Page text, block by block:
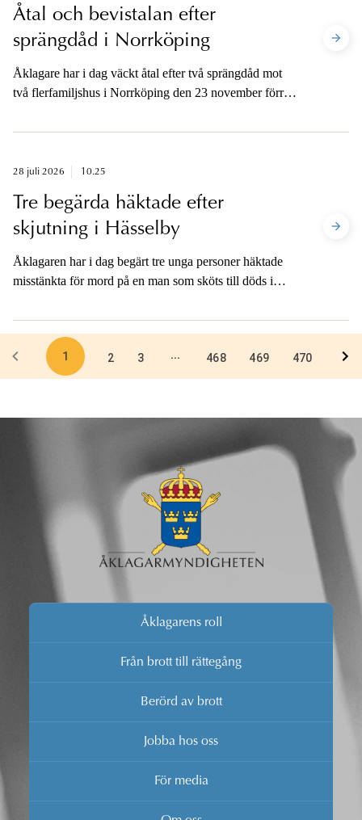
Åtal och bevistalan efter
sprängdåd i Norrköping
Åklagare har i dag väckt åtal efter två sprängdåd mot
två flerfamiljshus i Norrköping den 23 november förra
polisen samma dag ytterligare en sprängning i
person kom till skada vid händelserna. Åtal och
transportörer som tillhandahållit de termosbomber som
använts och varit avsedda att användas.
28 juli 2026 10.25
Tre begärda häktade efter
skjutning i Hässelby
Åklagaren har i dag begärt tre unga personer häktade
misstänkta för mord på en man som sköts till döds i
är tillgänglig för media efter att alla tre
häktningsförhandlingar är avslutade.
1 2 3 ... 468 469 470
Åklagarens roll
Från brott till rättegång
Berörd av brott
Jobba hos oss
För media